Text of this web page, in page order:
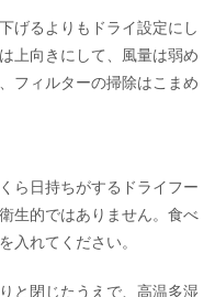
げるよりもドライ設定にし
上向きにして、風量は弱め
フィルターの掃除はこまめ
ら日持ちがするドライフー
生的ではありません。食べ
入れてください。
と閉じたうえで、高温多湿